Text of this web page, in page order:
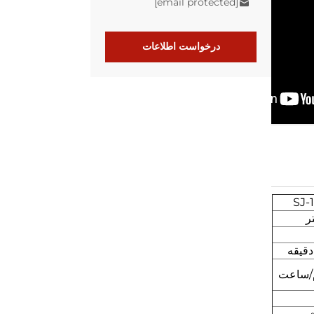
درخواست اطلاعات
SJ-